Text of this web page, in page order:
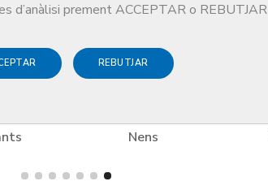
d’anàlisi prement ACCEPTAR o REBUTJAR
REBUTJAR
Nens